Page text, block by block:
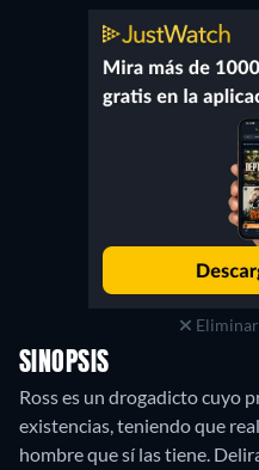
SINOPSIS
Ross es un drogadicto cuyo
existencias, teniendo que
hombre que sí las tiene.